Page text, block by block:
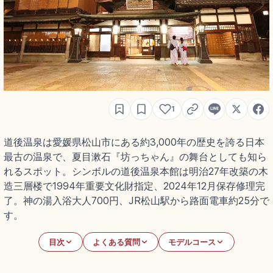
1
道後温泉は愛媛県松山市にある約3,000年の歴史を誇る日本
最古の温泉で、夏目漱石『坊っちゃん』の舞台としても知ら
れるスポット。シンボルの道後温泉本館は明治27年改築の木
造三層楼で1994年重要文化財指定、2024年12月保存修理完
了。神の湯入浴大人700円、JR松山駅から路面電車約25分で
す。
目次 よくある質問 モデルコース